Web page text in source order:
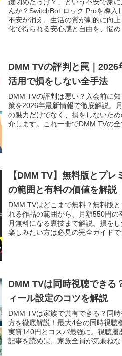
鍵閉めたっけ？」という不安で家
んか？SwitchBot ロック Proを導
不安が消え、生活の質が劇的に向
化で得られる安心感と自由を、悩
DMM TVの評判と罠｜
活用で損をしない全手法
DMM TVの評判は悪い？入会前に
策を2026年最新情報で徹底解説。
の魅力だけでなく、損をしないた
介します。これ一冊でDMM TVの全
【DMM TV】無料版とプ
の範囲と有料の価値を解説
DMM TVはどこまで無料？無料版
れる作品の範囲から、月額550円
月無料になる裏技まで解説。損を
楽しみたい方は必見の完全ガイドで
DMM TVは同時視聴できる
ィール設定のコツを解説
DMM TVは家族で共有できる？同
方を徹底解説！最大4台の同時視聴
実質140円とコスパ最強に。視聴
記事を読めば、家族全員が気兼ねな